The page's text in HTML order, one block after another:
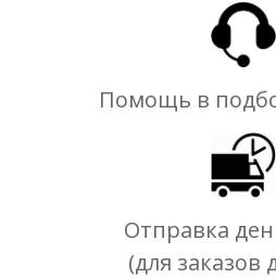
Помощь в
Отправка
(для заказов